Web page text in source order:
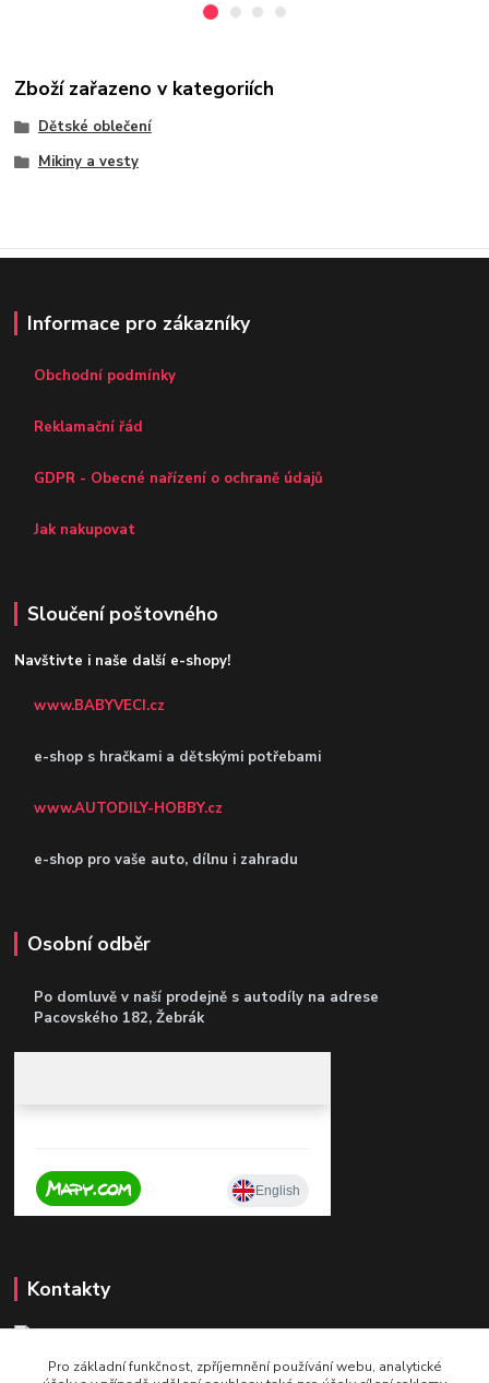
Zboží zařazeno v kategoriích
Dětské oblečení
Mikiny a vesty
Informace pro zákazníky
Obchodní podmínky
Reklamační řád
GDPR - Obecné nařízení o ochraně údajů
Jak nakupovat
Sloučení poštovného
Navštivte i naše další e-shopy!
www.BABYVECI.cz
e-shop s hračkami a dětskými potřebami
www.AUTODILY-HOBBY.cz
e-shop pro vaše auto, dílnu i zahradu
Osobní odběr
Po domluvě v naší prodejně s autodíly na adrese
Pacovského 182, Žebrák
Kontakty
+420 604 921 321
Pro základní funkčnost, zpříjemnění používání webu, analytické